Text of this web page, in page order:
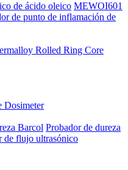
de ácido oleico MEWOI601
de punto de inflamación de
Rolled Ring Core
Dosimeter
Barcol Probador de dureza
de flujo ultrasónico